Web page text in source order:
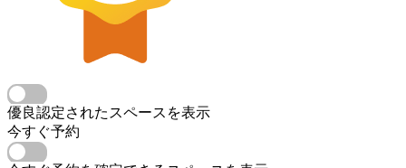
優良認定されたスペースを表示
今すぐ予約